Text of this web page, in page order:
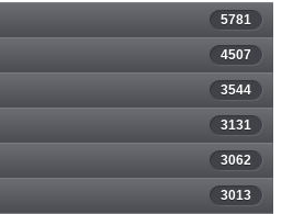
5781
4507
3544
3131
3062
3013